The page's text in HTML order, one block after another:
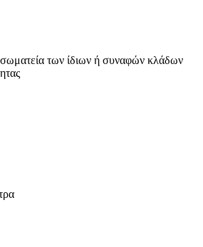
των ίδιων ή συναφών κλάδων